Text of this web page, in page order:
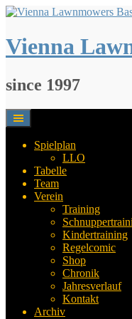
Springe
Inhalt
Vienna
since 1997
Spielplan
LLO
Tabelle
Team
Verein
Training
Kindertraining
Regelcomic
Shop
Chronik
Jahresverlauf
Kontakt
Archiv